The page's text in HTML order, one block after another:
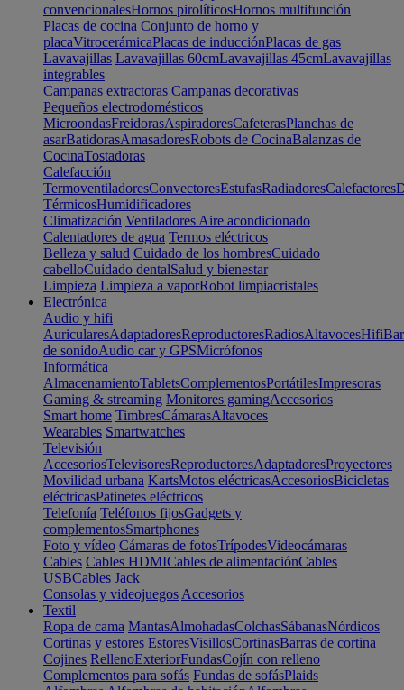
convencionalesHornos pirolíticosHornos multifunción
Placas de cocina Conjunto de horno y
placaVitrocerámicaPlacas de inducciónPlacas de gas
Lavavajillas Lavavajillas 60cmLavavajillas 45cmLavavajillas
integrables
Campanas extractoras Campanas decorativas
Pequeños electrodomésticos
MicroondasFreidorasAspiradoresCafeterasPlanchas de
asarBatidorasAmasadoresRobots de CocinaBalanzas de
CocinaTostadoras
Calefacción
TermoventiladoresConvectoresEstufasRadiadoresCalefactores
TérmicosHumidificadores
Climatización Ventiladores Aire acondicionado
Calentadores de agua Termos eléctricos
Belleza y salud Cuidado de los hombresCuidado
cabelloCuidado dentalSalud y bienestar
Limpieza Limpieza a vaporRobot limpiacristales
Electrónica
Audio y hifi
AuricularesAdaptadoresReproductoresRadiosAltavocesHifi
de sonidoAudio car y GPSMicrófonos
Informática
AlmacenamientoTabletsComplementosPortátilesImpresoras
Gaming & streaming Monitores gamingAccesorios
Smart home TimbresCámarasAltavoces
Wearables Smartwatches
Televisión
AccesoriosTelevisoresReproductoresAdaptadoresProyectores
Movilidad urbana KartsMotos eléctricasAccesoriosBicicletas
eléctricasPatinetes eléctricos
Telefonía Teléfonos fijosGadgets y
complementosSmartphones
Foto y vídeo Cámaras de fotosTrípodesVideocámaras
Cables Cables HDMICables de alimentaciónCables
USBCables Jack
Consolas y videojuegos Accesorios
Textil
Ropa de cama MantasAlmohadasColchasSábanasNórdicos
Cortinas y estores EstoresVisillosCortinasBarras de cortina
Cojines RellenoExteriorFundasCojín con relleno
Complementos para sofás Fundas de sofásPlaids